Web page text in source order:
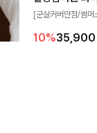
[군살커버만점/썸머
편안하게 착용하실
10%35,900